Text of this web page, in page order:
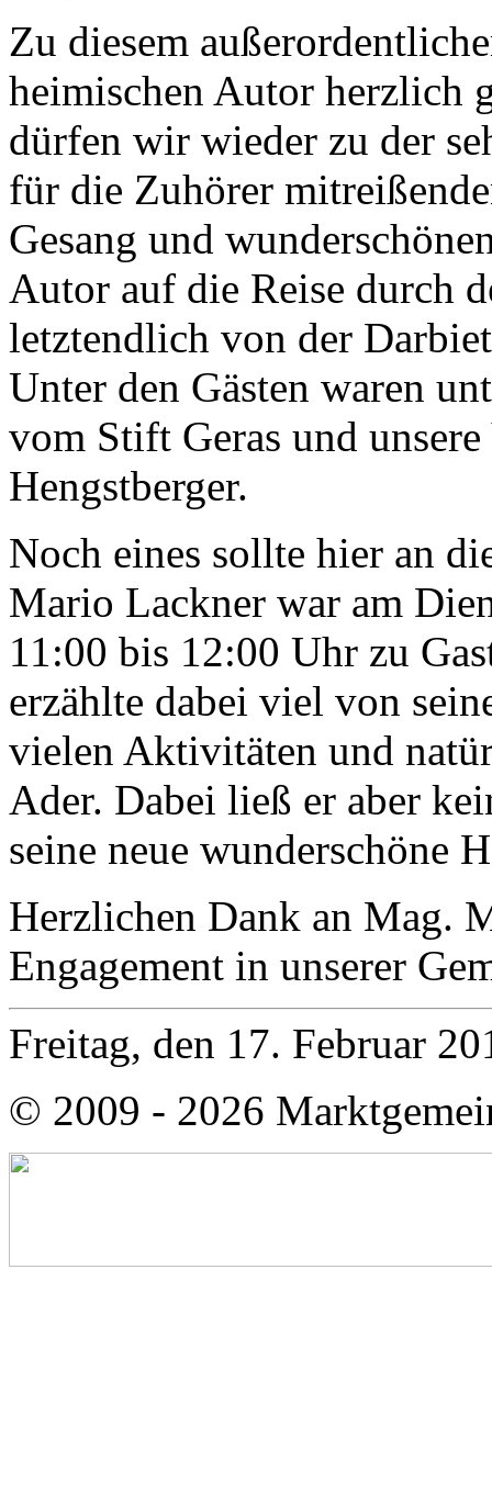
Zu diesem
heimischen Autor herzlich
dürfen wir wieder zu der
für die Zuhörer
Gesang und
Autor auf die Reise durch
letztendlich von der
Unter den Gästen waren
vom Stift Geras und
Hengstberger.
Noch eines sollte hier an
Mario Lackner war am
11:00 bis 12:00 Uhr zu
erzählte dabei viel von
vielen Aktivitäten und
Ader. Dabei ließ er aber
seine neue wunderschöne
Herzlichen Dank an Mag.
Engagement in unserer
Freitag, den 17. Februar
© 2009 - 2026